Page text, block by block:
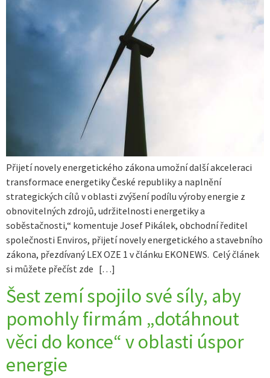
Přijetí novely energetického zákona umožní další akceleraci
transformace energetiky České republiky a naplnění
strategických cílů v oblasti zvýšení podílu výroby energie z
obnovitelných zdrojů, udržitelnosti energetiky a
soběstačnosti,“ komentuje Josef Pikálek, obchodní ředitel
společnosti Enviros, přijetí novely energetického a stavebního
zákona, přezdívaný LEX OZE 1 v článku EKONEWS. Celý článek
si můžete přečíst zde […]
Šest zemí spojilo své síly, aby
pomohly firmám „dotáhnout
věci do konce“ v oblasti úspor
energie